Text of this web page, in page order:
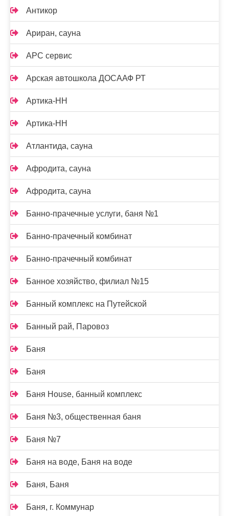
Антикор
Ариран, сауна
АРС сервис
Арская автошкола ДОСААФ РТ
Артика-НН
Артика-НН
Атлантида, сауна
Афродита, сауна
Афродита, сауна
Банно-прачечные услуги, баня №1
Банно-прачечный комбинат
Банно-прачечный комбинат
Банное хозяйство, филиал №15
Банный комплекс на Путейской
Банный рай, Паровоз
Баня
Баня
Баня House, банный комплекс
Баня №3, общественная баня
Баня №7
Баня на воде, Баня на воде
Баня, Баня
Баня, г. Коммунар